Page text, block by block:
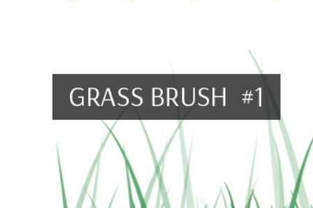
Usługi
Najlepsza